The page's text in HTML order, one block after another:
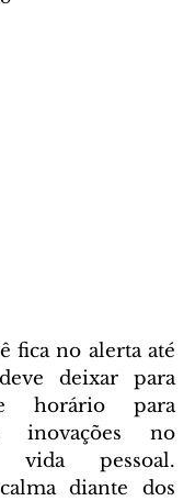
fica no alerta até
deixar para
horário para
inovações no
pessoal.
diante dos